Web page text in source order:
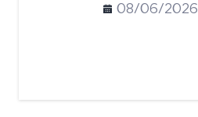
08/06/2026